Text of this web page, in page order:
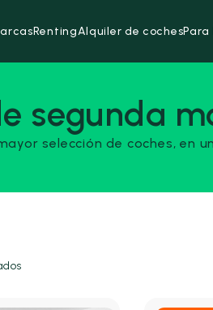
RentingAlquiler de cochesPara
segunda
selección de coches, en